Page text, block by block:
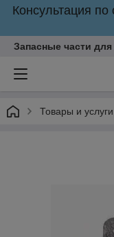
Консультация
Запасные части
Товары и услуги